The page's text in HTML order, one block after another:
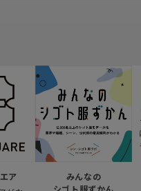
ア
みんなの
シゴト服ずかん